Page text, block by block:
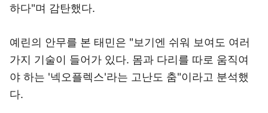
하다"며 감탄했다.
예린의 안무를 본 태민은 "보기엔 쉬워 보여도 여러
가지 기술이 들어가 있다. 몸과 다리를 따로 움직여
야 하는 '넥오플렉스'라는 고난도 춤"이라고 분석했
다.